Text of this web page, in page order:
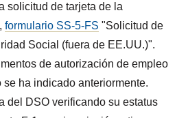
solicitud de tarjeta de la
formulario SS-5-FS "Solicitud de
Social (fuera de EE.UU.)".
de autorización de empleo
se ha indicado anteriormente.
del DSO verificando su estatus